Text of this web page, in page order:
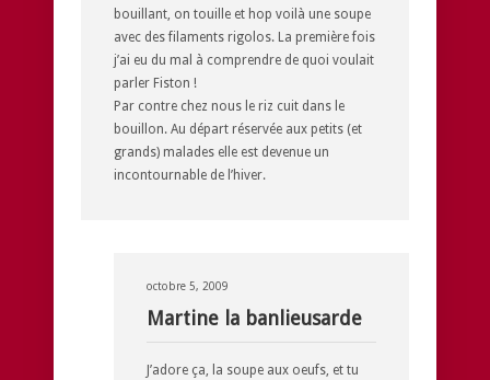
bouillant, on touille et hop voilà une soupe
avec des filaments rigolos. La première fois
j’ai eu du mal à comprendre de quoi voulait
parler Fiston !
Par contre chez nous le riz cuit dans le
bouillon. Au départ réservée aux petits (et
grands) malades elle est devenue un
incontournable de l’hiver.
octobre 5, 2009
Martine la banlieusarde
J’adore ça, la soupe aux oeufs, et tu